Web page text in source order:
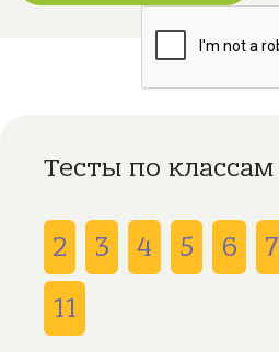
Тесты по классам
2 3 4 5 6 7
11